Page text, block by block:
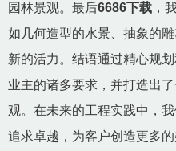
园林景观。最后6686下载 ，
如几何造型的水景、抽象的
新的活力。结语通过精心规
业主的诸多要求，并打造出
观。在未来的工程实践中，
追求卓越，为客户创造更多的